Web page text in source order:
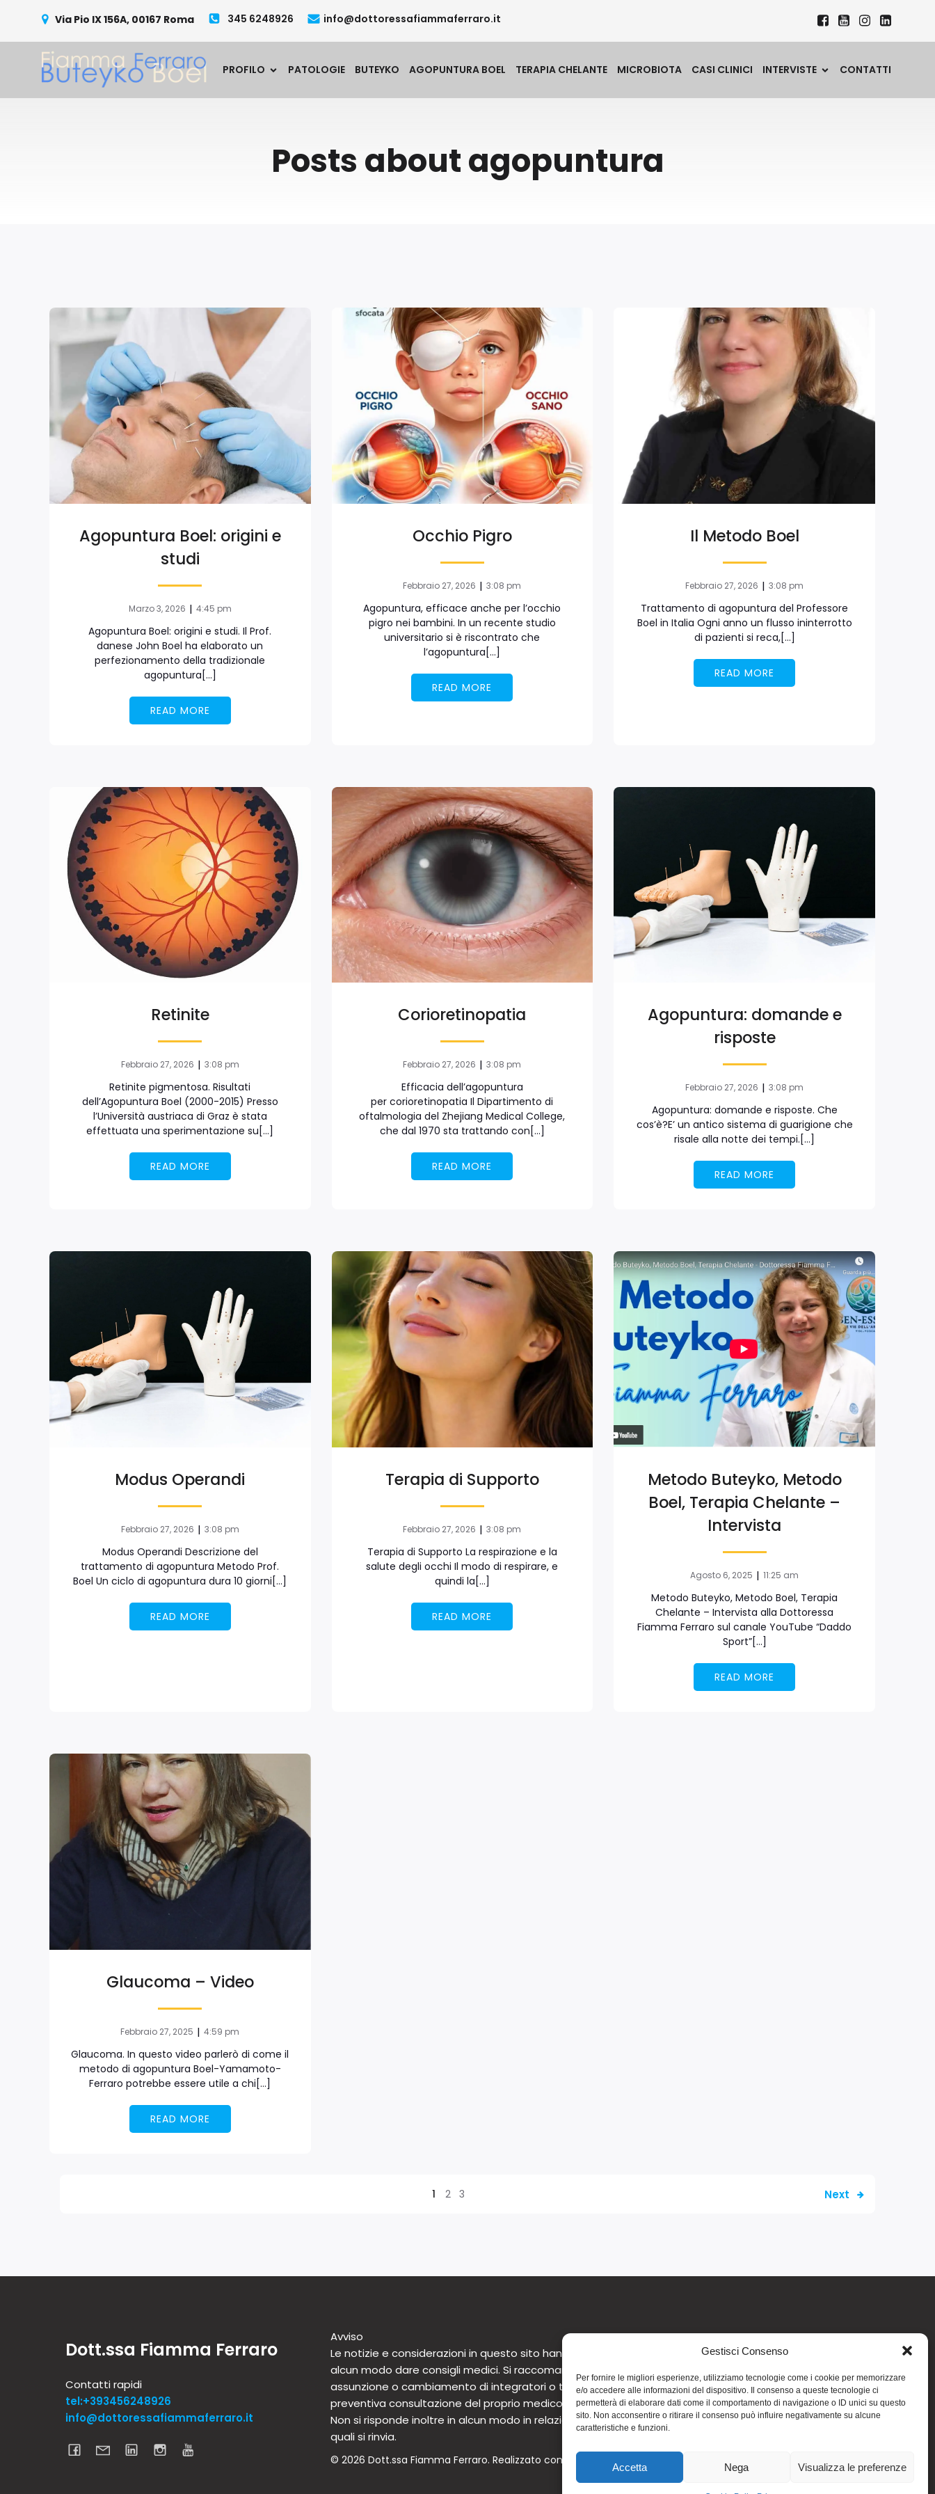
Gestisci Consenso
Per fornire le migliori esperienze, utilizziamo tecnologie come i cookie per memorizzare
e/o accedere alle informazioni del dispositivo. Il consenso a queste tecnologie ci
permetterà di elaborare dati come il comportamento di navigazione o ID unici su questo
sito. Non acconsentire o ritirare il consenso può influire negativamente su alcune
caratteristiche e funzioni.
Accetta Nega Visualizza le preferenze
Via Pio IX 156A, 00167 Roma 345 6248926 info@dottoressafiammaferraro.it
PROFILO PATOLOGIE BUTEYKO AGOPUNTURA BOEL TERAPIA CHELANTE MICROBIOTA CASI CLINICI INTERVISTE CONTATTI
Posts about agopuntura
Agopuntura Boel: origini e
studi
Marzo 3, 2026 | 4:45 pm
Agopuntura Boel: origini e studi. Il Prof.
danese John Boel ha elaborato un
perfezionamento della tradizionale
agopuntura[…]
READ MORE
Occhio Pigro
Febbraio 27, 2026 | 3:08 pm
Agopuntura, efficace anche per l’occhio
pigro nei bambini. In un recente studio
universitario si è riscontrato che
l’agopuntura[…]
READ MORE
Il Metodo Boel
Febbraio 27, 2026 | 3:08 pm
Trattamento di agopuntura del Professore
Boel in Italia Ogni anno un flusso ininterrotto
di pazienti si reca,[…]
READ MORE
Retinite
Febbraio 27, 2026 | 3:08 pm
Retinite pigmentosa. Risultati
dell’Agopuntura Boel (2000-2015) Presso
l’Università austriaca di Graz è stata
effettuata una sperimentazione su[…]
READ MORE
Corioretinopatia
Febbraio 27, 2026 | 3:08 pm
Efficacia dell’agopuntura
per corioretinopatia Il Dipartimento di
oftalmologia del Zhejiang Medical College,
che dal 1970 sta trattando con[…]
READ MORE
Agopuntura: domande e
risposte
Febbraio 27, 2026 | 3:08 pm
Agopuntura: domande e risposte. Che
cos’è?E’ un antico sistema di guarigione che
risale alla notte dei tempi.[…]
READ MORE
Modus Operandi
Febbraio 27, 2026 | 3:08 pm
Modus Operandi Descrizione del
trattamento di agopuntura Metodo Prof.
Boel Un ciclo di agopuntura dura 10 giorni[…]
READ MORE
Terapia di Supporto
Febbraio 27, 2026 | 3:08 pm
Terapia di Supporto La respirazione e la
salute degli occhi Il modo di respirare, e
quindi la[…]
READ MORE
Metodo Buteyko, Metodo
Boel, Terapia Chelante –
Intervista
Agosto 6, 2025 | 11:25 am
Metodo Buteyko, Metodo Boel, Terapia
Chelante – Intervista alla Dottoressa
Fiamma Ferraro sul canale YouTube “Daddo
Sport”[…]
READ MORE
Glaucoma – Video
Febbraio 27, 2025 | 4:59 pm
Glaucoma. In questo video parlerò di come il
metodo di agopuntura Boel-Yamamoto-
Ferraro potrebbe essere utile a chi[…]
READ MORE
1 2 3 Next
Dott.ssa Fiamma Ferraro
Contatti rapidi
tel:+393456248926
info@dottoressafiammaferraro.it
Avviso
Le notizie e considerazioni in questo sito hanno carattere informativo generale e non intendono in
alcun modo dare consigli medici. Si raccomanda di non intraprendere o interrompere alcuna terapia o
assunzione o cambiamento di integratori o tantomeno medicinali (nemmeno “naturali”) senza una
preventiva consultazione del proprio medico. Questo avviso vale per tutte le pagine comprese nel sito.
Non si risponde inoltre in alcun modo in relazione alle notizie riportate in altri siti di cui si riferisce o ai
quali si rinvia.
© 2026 Dott.ssa Fiamma Ferraro. Realizzato con WordPress e